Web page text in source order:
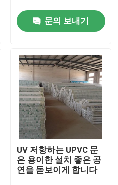
문의 보내기
UV 저항하는 UPVC 문
은 용이한 설치 좋은 공
연을 돋보이게 합니다